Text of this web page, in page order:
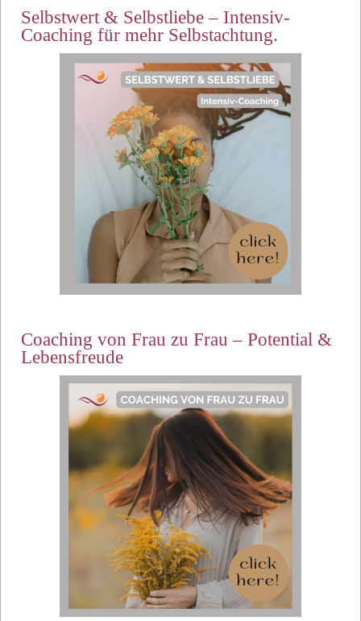
Selbstwert & Selbstliebe – Intensiv-
Coaching für mehr Selbstachtung.
Coaching von Frau zu Frau – Potential &
Lebensfreude